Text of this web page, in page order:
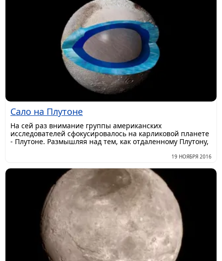
Сало на Плутоне
На сей раз внимание группы американских
исследователей сфокусировалось на карликовой планете
- Плутоне. Размышляя над тем, как отдаленному Плутону,
19 НОЯБРЯ 2016